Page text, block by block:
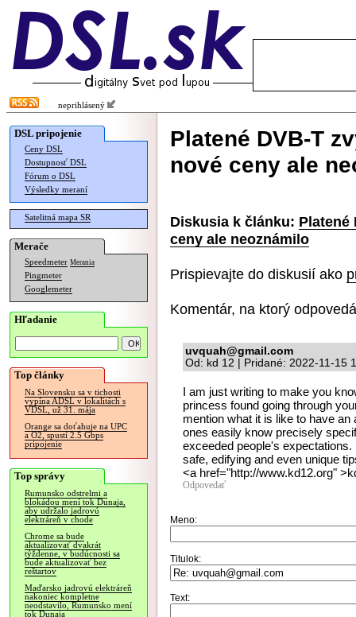
neprihlásený
DSL pripojenie
Ceny DSL
Dostupnosť DSL
Fórum o DSL
Výsledky meraní
Satelitná mapa SR
Merače
Speedmeter Merania
Pingmeter
Googlemeter
Hľadanie
Top články
Na Slovensku sa v tichosti
vypína ADSL v lokalitách s
VDSL, už 31. mája
Orange sa doťahuje na UPC
a O2, spustí 2.5 Gbps
pripojenie
Top správy
Rumunsko odstrelmi a
blokádou mení tok Dunaja,
aby udržalo jadrovú
elektráreň v chode
Chrome sa bude
aktualizovať dvakrát
týždenne, v budúcnosti sa
bude aktualizovať bez
reštartov
Maďarsko jadrovú elektráreň
nakoniec kompletne
neodstavilo, Rumunsko mení
tok Dunaja
Platené DVB-T
nové ceny ale
Diskusia k článku: Platené
ceny ale neoznámilo
Prispievajte do diskusií ako
Komentár, na ktorý
uvquah@gmail.com
Od: kd 12 | Pridané: 2022-11-15
I am just writing to make you
princess found going through
mention what it is like to have
ones easily know precisely
exceeded people's
safe, edifying and even unique
<a href="http://www.kd12.org"
Odpovedať
Meno:
Titulok:
Text: